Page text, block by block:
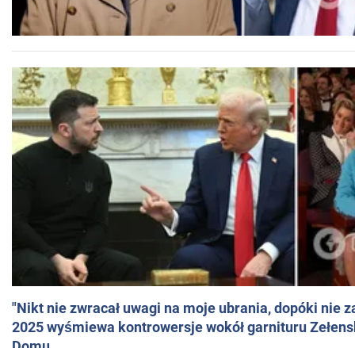
"Nikt nie zwracał uwagi na moje ubrania, dopóki nie
2025 wyśmiewa kontrowersje wokół garnituru